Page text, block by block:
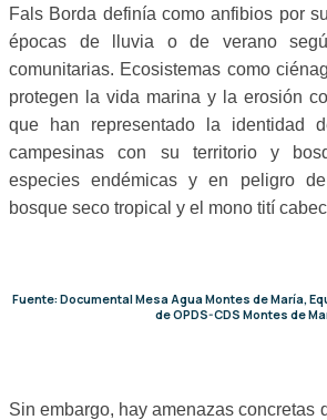
Fals Borda definía como anfibios por
épocas de lluvia o de verano
comunitarias. Ecosistemas como
protegen la vida marina y la erosión
que han representado la identidad
campesinas con su territorio y
especies endémicas y en peligro
bosque seco tropical y el mono tití
Fuente: Documental Mesa Agua Montes de María,
de OPDS-CDS Montes de
Sin embargo, hay amenazas concretas